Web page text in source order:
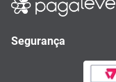
Segurança